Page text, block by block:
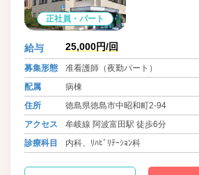
正社員・パート
給与 25,000円/回
募集形態
准看護師（夜勤パート）
配属
病棟
住所
徳島県徳島市中昭和町2-94
アクセス
牟岐線 阿波富田駅 徒歩6分
診療科目
内科、ﾘﾊﾋﾞﾘﾃｰｼｮﾝ科